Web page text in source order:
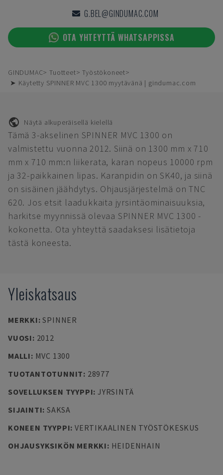
G.BEL@GINDUMAC.COM
OTA YHTEYTTÄ WHATSAPPISSA
GINDUMAC Tuotteet
Työstökoneet
➤ Käytetty SPINNER MVC 1300 myytävänä | gindumac.com
Näytä alkuperäisellä kielellä
Tämä 3-akselinen SPINNER MVC 1300 on
valmistettu vuonna 2012. Siinä on 1300 mm x 710
mm x 710 mm:n liikerata, karan nopeus 10000 rpm
ja 32-paikkainen lipas. Karanpidin on SK40, ja siinä
on sisäinen jäähdytys. Ohjausjärjestelmä on TNC
620. Jos etsit laadukkaita jyrsintäominaisuuksia,
harkitse myynnissä olevaa SPINNER MVC 1300 -
kokonetta. Ota yhteyttä saadaksesi lisätietoja
tästä koneesta.
Yleiskatsaus
MERKKI:SPINNER
VUOSI: 2012
MALLI: MVC 1300
TUOTANTOTUNNIT: 28977
SOVELLUKSEN TYYPPI: JYRSINTÄ
SIJAINTI: SAKSA
KONEEN TYYPPI: VERTIKAALINEN TYÖSTÖKESKUS
OHJAUSYKSIKÖN MERKKI: HEIDENHAIN